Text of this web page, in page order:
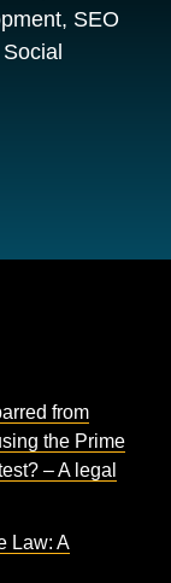
SEO
from
the Prime
– A legal
Law: A